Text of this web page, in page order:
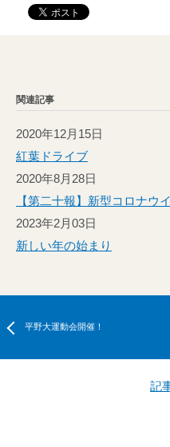
関連記事
2020年12月15日
紅葉ドライブ
2020年8月28日
【第二十報】新型コロナウ
2023年2月03日
新しい年の始まり
平野大運動会開催！
記